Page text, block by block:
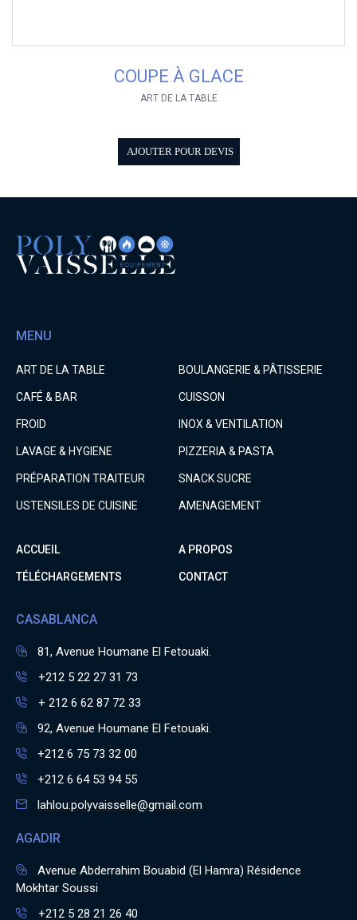
COUPE À GLACE
ART DE LA TABLE
AJOUTER POUR DEVIS
MENU
ART DE LA TABLE BOULANGERIE & PÂTISSERIE
CAFÉ & BAR CUISSON
FROID INOX & VENTILATION
LAVAGE & HYGIENE PIZZERIA & PASTA
PRÉPARATION TRAITEUR SNACK SUCRE
USTENSILES DE CUISINE AMENAGEMENT
ACCUEIL A PROPOS
TÉLÉCHARGEMENTS CONTACT
CASABLANCA
81, Avenue Houmane El Fetouaki.
+212 5 22 27 31 73
+ 212 6 62 87 72 33
92, Avenue Houmane El Fetouaki.
+212 6 75 73 32 00
+212 6 64 53 94 55
lahlou.polyvaisselle@gmail.com
AGADIR
Avenue Abderrahim Bouabid (El Hamra) Résidence
Mokhtar Soussi
+212 5 28 21 26 40